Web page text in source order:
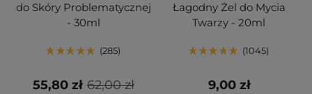
do Skóry Problematycznej
- 30ml
285
62,00 zł
55,80 zł
Łagodny Żel do Mycia
Twarzy - 20ml
1045
9,00 zł